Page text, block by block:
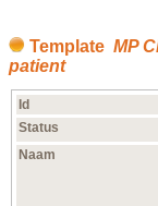
Template MP
patient
Id
Status
Naam